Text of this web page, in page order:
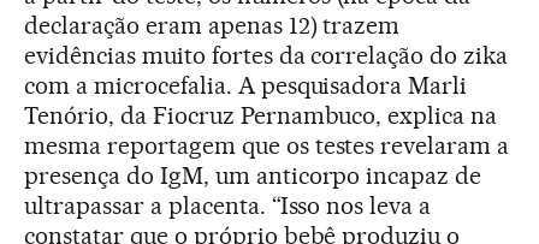
declaração eram apenas 12) trazem
evidências muito fortes da correlação do zika
com a microcefalia. A pesquisadora Marli
Tenório, da Fiocruz Pernambuco, explica na
mesma reportagem que os testes revelaram a
presença do IgM, um anticorpo incapaz de
ultrapassar a placenta. “Isso nos leva a
constatar que o próprio bebê produziu o